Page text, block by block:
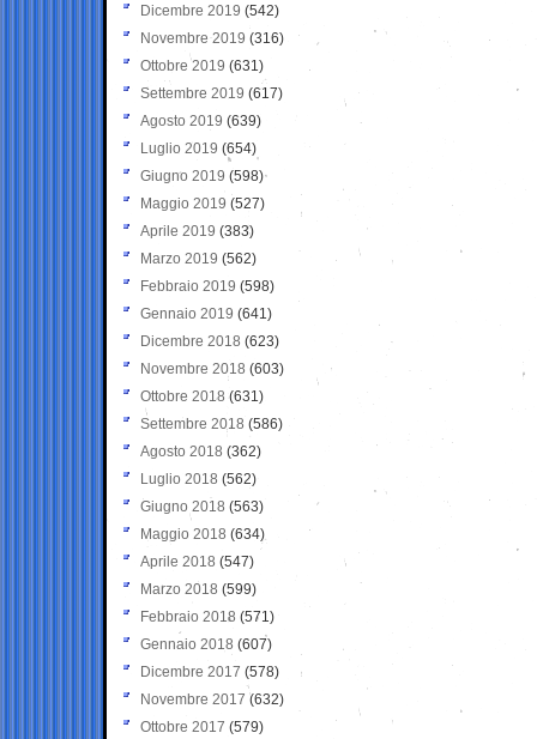
Dicembre 2019 (542)
Novembre 2019 (316)
Ottobre 2019 (631)
Settembre 2019 (617)
Agosto 2019 (639)
Luglio 2019 (654)
Giugno 2019 (598)
Maggio 2019 (527)
Aprile 2019 (383)
Marzo 2019 (562)
Febbraio 2019 (598)
Gennaio 2019 (641)
Dicembre 2018 (623)
Novembre 2018 (603)
Ottobre 2018 (631)
Settembre 2018 (586)
Agosto 2018 (362)
Luglio 2018 (562)
Giugno 2018 (563)
Maggio 2018 (634)
Aprile 2018 (547)
Marzo 2018 (599)
Febbraio 2018 (571)
Gennaio 2018 (607)
Dicembre 2017 (578)
Novembre 2017 (632)
Ottobre 2017 (579)